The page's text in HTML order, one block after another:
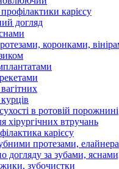
карієсу
догляд
коронками,
в ротовій порожнині
хірургічних втручань
карієсу
протезами,
догляду за зубами,
зубочистки